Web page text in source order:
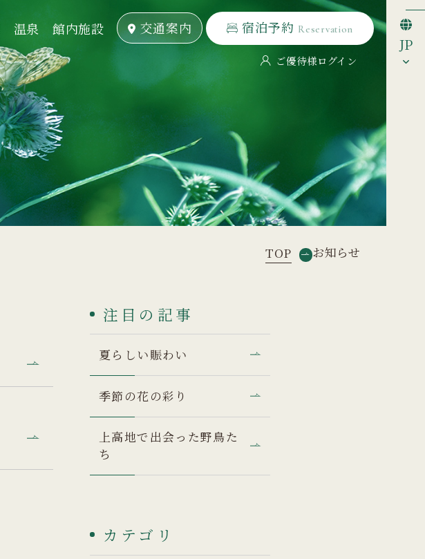
温泉 館内施設 交通案内 宿泊予約 Reservation
ご優待様ログイン
温泉 館内施設 交通案内 宿泊予約 Reservation
JP
TOP お知らせ
注目の記事
夏らしい賑わい
季節の花の彩り
上高地で出会った野鳥た
ち
カテゴリ